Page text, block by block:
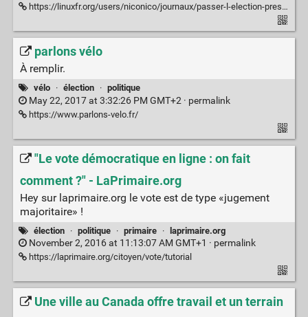
https://linuxfr.org/users/niconico/journaux/passer-l-election-presidentielle-au-scrutin-jugement-majoritaire
parlons vélo
À remplir.
vélo · élection · politique
May 22, 2017 at 3:32:26 PM GMT+2 · permalink
https://www.parlons-velo.fr/
"Le vote démocratique en ligne : on fait
comment ?" - LaPrimaire.org
Hey sur laprimaire.org le vote est de type «jugement
majoritaire» !
élection · politique · primaire · laprimaire.org
November 2, 2016 at 11:13:07 AM GMT+1 · permalink
https://laprimaire.org/citoyen/vote/tutorial
Une ville au Canada offre travail et un terrain